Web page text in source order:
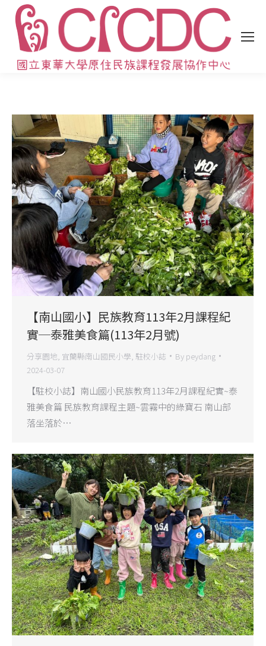
【南山國小】民族教育113年2月課程紀
實─泰雅美食篇(113年2月號)
分享園地, 宜蘭縣南山國民小學, 駐校小誌 By peydang
2024-03-07
【駐校小誌】南山國小民族教育113年2月課程紀實~泰
雅美食篇 民族教育課程主題~雲霧中的綠寶石 南山部
落坐落於…